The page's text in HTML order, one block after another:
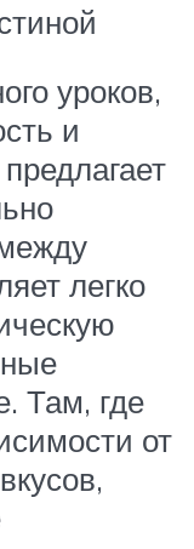
уроков,
и
легко
Там, где
от